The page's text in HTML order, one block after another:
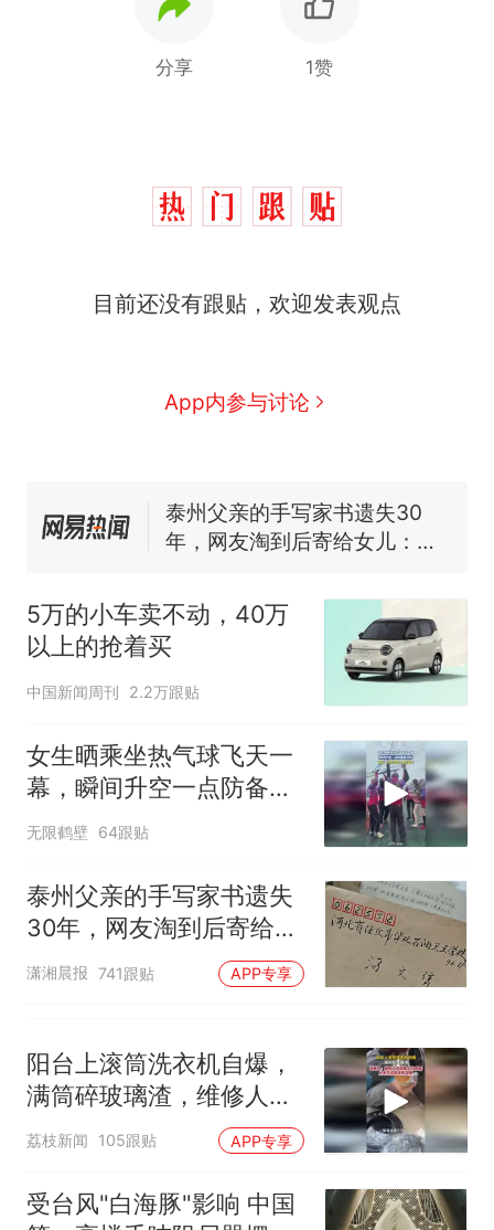
分享 1赞
目前还没有跟贴，欢迎发表观点
App内参与讨论
热
十多万人报名的考试，成绩
家，刚改国名，总统就邀请中
浙江人戒备 "白海豚"已创我国
纪录 带来严重影响
泰州父亲的手写家书遗失30
年，网友淘到后寄给女儿：花
全部作废，公平么？
5万的小车卖不动，40万
以上的抢着买
中国新闻周刊 2.2万跟贴
女生晒乘坐热气球飞天一
幕，瞬间升空一点防备都
没有
无限鹤壁 64跟贴
泰州父亲的手写家书遗失
30年，网友淘到后寄给女
儿：花鸟市场搬了，但爱
潇湘晨报 741跟贴 APP专享
阳台上滚筒洗衣机自爆，
满筒碎玻璃渣，维修人员
称是人为原因，从未见过
荔枝新闻 105跟贴 APP专享
受台风"白海豚"影响 中国